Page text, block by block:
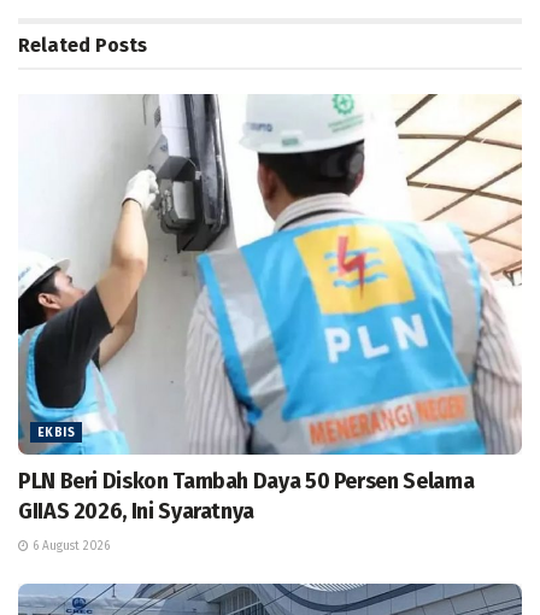
Related Posts
EKBIS
PLN Beri Diskon Tambah Daya 50 Persen Selama
GIIAS 2026, Ini Syaratnya
6 August 2026